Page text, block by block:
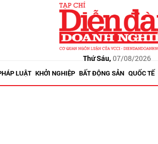
Thứ Sáu, 07/08/2026
LUẬT KHỞI NGHIỆP BẤT ĐỘNG SẢN QUỐC TẾ